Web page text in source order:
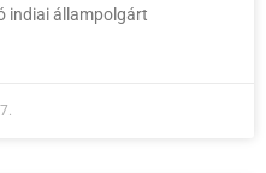
indiai állampolgárt